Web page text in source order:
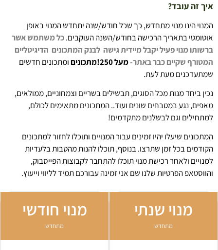
איך זה עובד?
המנוי הינו מנוי מתחדש, כך שכל חודש/שנה יתחדש המנוי באופן
אוטומטי בתאריך הרכישה בחודש/השנה העוקבים.כל משתמש אשר
ברשותו מנוי פעיל יקבל מיידית גישה לבנק המתכונים הדיגיטליים
המטורףשקיים כבר באתר-מעל 250!מתכונים
ומתכונים חדשים
שמתעדכנים מעת לעת.
נכין ביחד מנות מכל הסוגים, תבשילים בשריים וצמחוניים, ממולאים,
מאפים, נגע במטבחים שונים ועוד.. המתכונים מתאימים לכולם,
למתחילים וגם לבשלנים מתקדמים!
המתכונים שיעלו יהיו זמינים עבור המנויים ותוכלו לחזור למתכונים
הקודמים בכל זמן שתרצו. בנוסף, תוכלו להנות מהטבות בלעדיות
למנויים ולאחר רכישת מנוי תוכלו להתחבר לקבוצות הפייסבוק,
והווסטאפ הפרטיות שלנו שם אני זמינה עבורכם תמיד לליווי וייעוץ.
מנוי שנתי
מתחדש
מנוי חודשי
מתחדש